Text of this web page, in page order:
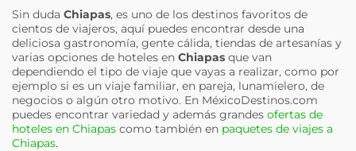
Sin duda Chiapas, es uno de los destinos favoritos de
cientos de viajeros, aquí puedes encontrar desde una
deliciosa gastronomía, gente cálida, tiendas de artesanías y
varias opciones de hoteles en Chiapas que van
dependiendo el tipo de viaje que vayas a realizar, como por
ejemplo si es un viaje familiar, en pareja, lunamielero, de
negocios o algún otro motivo. En MéxicoDestinos.com
puedes encontrar variedad y además grandes ofertas de
hoteles en Chiapas como también en paquetes de viajes a
Chiapas.